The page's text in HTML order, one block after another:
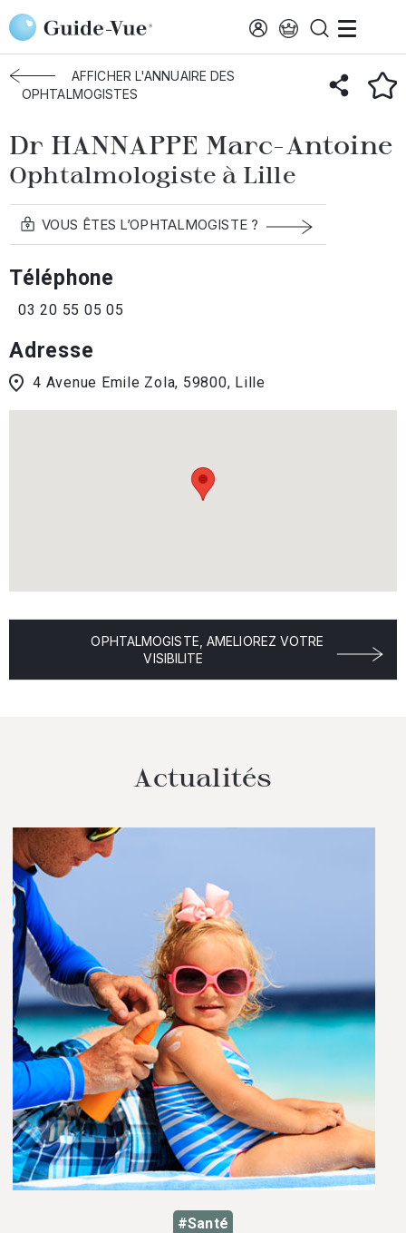
Aller au contenu principal
Accueil Annuaire des ophtalmologistes Lille HANNAPPE Marc
AFFICHER L'ANNUAIRE DES
OPHTALMOGISTES
Dr HANNAPPE Marc-Antoine
Ophtalmologiste à Lille
VOUS ÊTES L’OPHTALMOGISTE ?
Téléphone
03 20 55 05 05
Adresse
4 Avenue Emile Zola, 59800, Lille
OPHTALMOGISTE, AMELIOREZ VOTRE
VISIBILITE
Actualités
#Santé